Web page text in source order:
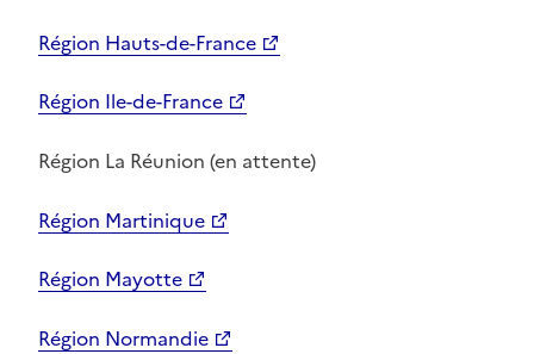
Région Hauts-de-France
Région Ile-de-France
Région La Réunion (en attente)
Région Martinique
Région Mayotte
Région Normandie